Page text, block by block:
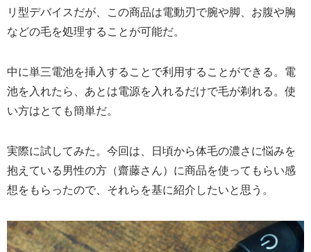
リ型デバイスだが、この商品は電動刃で腕や脚、お腹や胸
などの毛を処理することが可能だ。
中に単三電池を挿入することで利用することができる。電
池を入れたら、あとは電源を入れるだけで毛が剃れる。使
い方はとても簡単だ。
実際に試してみた。今回は、日頃から体毛の濃さに悩みを
抱えている男性の方（齋藤さん）に商品を使ってもらい感
想をもらったので、それらを基に紹介したいと思う。